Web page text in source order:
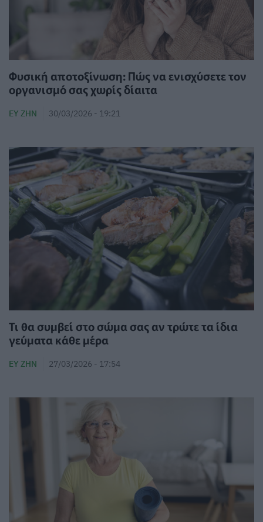
Φυσική αποτοξίνωση: Πώς να ενισχύσετε τον
οργανισμό σας χωρίς δίαιτα
ΕΥ ΖΗΝ 30/03/2026 - 19:21
Τι θα συμβεί στο σώμα σας αν τρώτε τα ίδια
γεύματα κάθε μέρα
ΕΥ ΖΗΝ 27/03/2026 - 17:54